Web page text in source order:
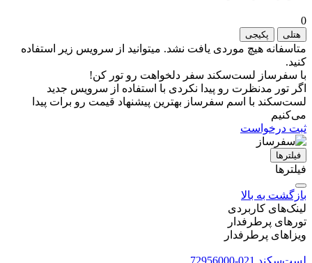
0
هتلی پکیجی
متاسفانه هیچ موردی یافت نشد. میتوانید از سرویس زیر استفاده
کنید.
با سفرساز لست‌سکند سفر دلخواهت رو تور کن!
اگر تور مدنظرت رو پیدا نکردی با استفاده از سرویس جدید
لست‌سکند با اسم سفرساز بهترین پیشنهاد قیمت رو برات پیدا
می‌کنیم
ثبت درخواست
فیلتر‌ها
فیلترها
بازگشت به بالا
لینک‌های کاربردی
تورهای پرطرفدار
ویزاهای پرطرفدار